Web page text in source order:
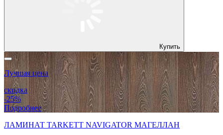
Купить
Лучшая цена
скидка
-25%
Подробнее
ЛАМИНАТ TARKETT NAVIGATOR МАГЕЛЛАН